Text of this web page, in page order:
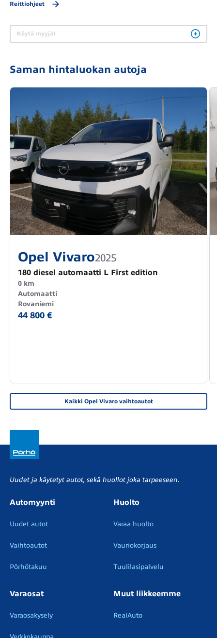
Reittiohjeet
Näytä myyjät
Saman hintaluokan autoja
Opel Vivaro2025
180 diesel automaatti L First edition
0 km
Automaatti
Rovaniemi
44 800 €
Kaikki Opel Vivaro vaihtoautot
Uudet ja käytetyt autot, sekä huollot joka tarpeeseen.
Automyynti
Uudet autot
Vaihtoautot
Pörhötakuu
Huolto
Varaa huolto
Vauriokorjaus
Tuulilasipalvelu
Varaosat
Varaosakysely
Muut liikkeemme
RealAuto